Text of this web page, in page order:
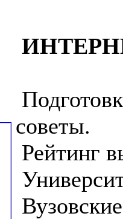
советы.
Рейтинг